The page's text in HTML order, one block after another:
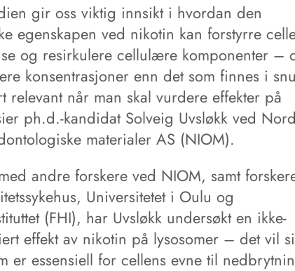
gir oss viktig innsikt i hvordan den
egenskapen ved nikotin kan forstyrre
og resirkulere cellulære komponenter –
konsentrasjoner enn det som finnes i
relevant når man skal vurdere effekter på
ph.d.-kandidat Solveig Uvsløkk ved
materialer AS (NIOM).
andre forskere ved NIOM, samt
Universitetet i Oulu og
(FHI), har Uvsløkk undersøkt en ikke-
effekt av nikotin på lysosomer – det vil
er essensiell for cellens evne til